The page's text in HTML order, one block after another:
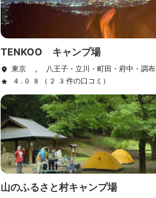
TENKOO キャンプ場
東京 , 八王子・立川・町田・府中・調布
4.08（23件の口コミ）
山のふるさと村キャンプ場